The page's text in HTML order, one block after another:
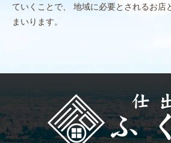
ていくことで、
地域に必要とされるお店
まいります。